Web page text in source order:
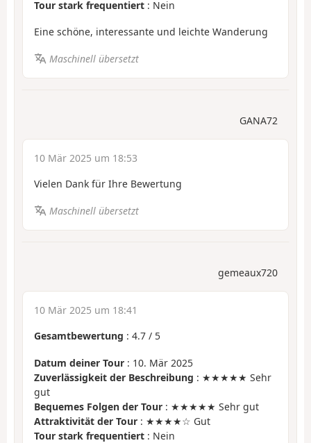
Tour stark frequentiert : Nein
Eine schöne, interessante und leichte Wanderung
Maschinell übersetzt
GANA72
10 Mär 2025 um 18:53
Vielen Dank für Ihre Bewertung
Maschinell übersetzt
gemeaux720
10 Mär 2025 um 18:41
Gesamtbewertung : 4.7 / 5
Datum deiner Tour : 10. Mär 2025
Zuverlässigkeit der Beschreibung : ★★★★★ Sehr
gut
Bequemes Folgen der Tour : ★★★★★ Sehr gut
Attraktivität der Tour : ★★★★☆ Gut
Tour stark frequentiert : Nein